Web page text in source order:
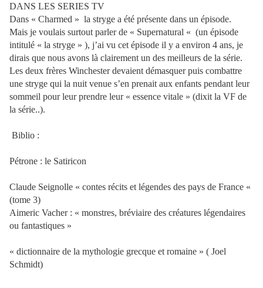
DANS LES SERIES TV
Dans « Charmed » la stryge a été présente dans un épisode.
Mais je voulais surtout parler de « Supernatural « (un épisode
intitulé « la stryge » ), j’ai vu cet épisode il y a environ 4 ans, je
dirais que nous avons là clairement un des meilleurs de la série.
Les deux frères Winchester devaient démasquer puis combattre
une stryge qui la nuit venue s’en prenait aux enfants pendant leur
sommeil pour leur prendre leur « essence vitale » (dixit la VF de
la série..).
Biblio :
Pétrone : le Satiricon
Claude Seignolle « contes récits et légendes des pays de France «
(tome 3)
Aimeric Vacher : « monstres, bréviaire des créatures légendaires
ou fantastiques »
« dictionnaire de la mythologie grecque et romaine » ( Joel
Schmidt)